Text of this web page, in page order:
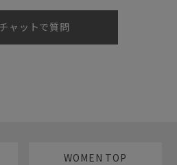
チャットで質問
WOMEN TOP